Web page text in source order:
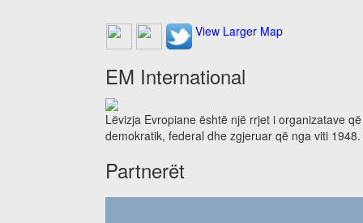
View Larger Map
EM International
Lëvizja Evropiane është një rrjet i organizatave
demokratik, federal dhe zgjeruar që nga viti 1948.
Partnerët